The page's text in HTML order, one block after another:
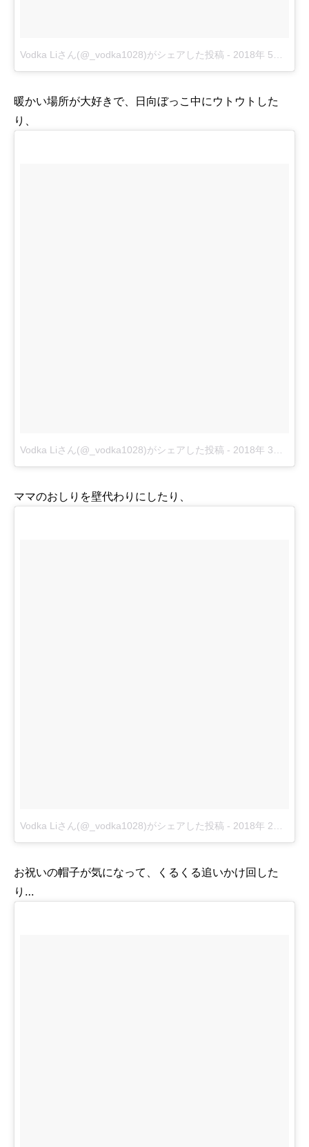
Vodka Liさん(@_vodka1028)がシェアした投稿 - 2018年 5月月17日午後6時23分PDT
暖かい場所が大好きで、日向ぼっこ中にウトウトした
り、
Vodka Liさん(@_vodka1028)がシェアした投稿 - 2018年 3月月8日午後6時13分PST
ママのおしりを壁代わりにしたり、
Vodka Liさん(@_vodka1028)がシェアした投稿 - 2018年 2月月16日午後8時01分PST
お祝いの帽子が気になって、くるくる追いかけ回した
り…